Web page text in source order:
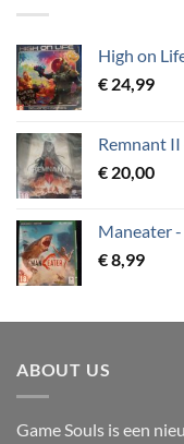
High on
€ 24,99
Remnant II
€ 20,00
Maneater
€8,99
ABOUT US
Game Souls is een